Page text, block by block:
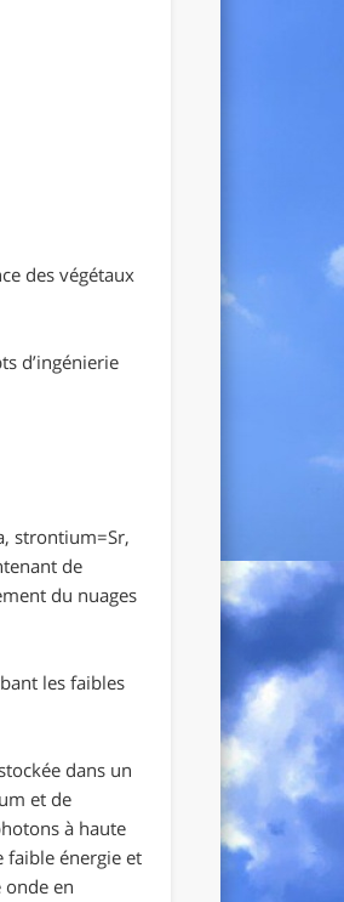
des végétaux
d’ingénierie
strontium=Sr,
de
du nuages
les faibles
dans un
et de
à haute
faible énergie et
onde en